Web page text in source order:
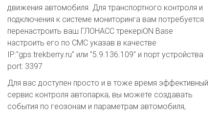
движения автомобиля. Для транспортного контроля и
подключения к системе мониторинга вам потребуется
перенастроить ваш ГЛОНАСС трекерiON Base
настроить его по СМС указав в качестве
IP:"gps.trekberry.ru" или "5.9.136.109" и порт устройства
port: 3397
Для вас доступен просто и в тоже время эффективный
сервис контроля автопарка, вы можете создавать
события по геозонам и параметрам автомобиля,